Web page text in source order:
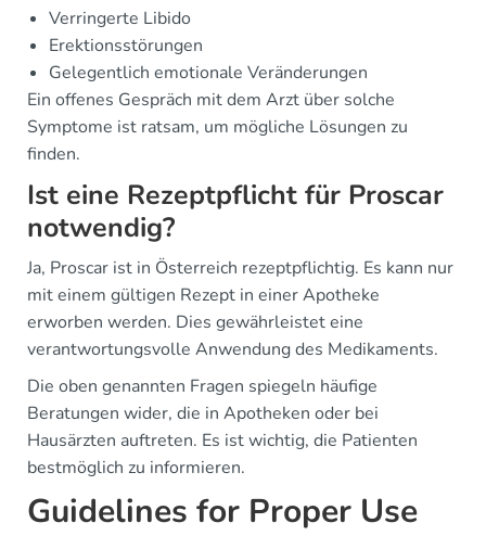
Verringerte Libido
Erektionsstörungen
Gelegentlich emotionale Veränderungen
Ein offenes Gespräch mit dem Arzt über solche
Symptome ist ratsam, um mögliche Lösungen zu
finden.
Ist eine Rezeptpflicht für Proscar
notwendig?
Ja, Proscar ist in Österreich rezeptpflichtig. Es kann nur
mit einem gültigen Rezept in einer Apotheke
erworben werden. Dies gewährleistet eine
verantwortungsvolle Anwendung des Medikaments.
Die oben genannten Fragen spiegeln häufige
Beratungen wider, die in Apotheken oder bei
Hausärzten auftreten. Es ist wichtig, die Patienten
bestmöglich zu informieren.
Guidelines for Proper Use